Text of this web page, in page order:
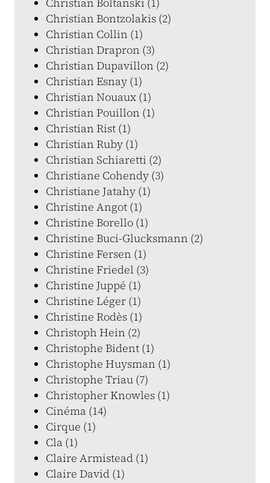
Christian Bontzolakis (2)
Christian Collin (1)
Christian Drapron (3)
Christian Dupavillon (2)
Christian Esnay (1)
Christian Nouaux (1)
Christian Pouillon (1)
Christian Rist (1)
Christian Ruby (1)
Christian Schiaretti (2)
Christiane Cohendy (3)
Christiane Jatahy (1)
Christine Angot (1)
Christine Borello (1)
Christine Buci-Glucksmann (2)
Christine Fersen (1)
Christine Friedel (3)
Christine Juppé (1)
Christine Léger (1)
Christine Rodès (1)
Christoph Hein (2)
Christophe Bident (1)
Christophe Huysman (1)
Christophe Triau (7)
Christopher Knowles (1)
Cinéma (14)
Cirque (1)
Cla (1)
Claire Armistead (1)
Claire David (1)